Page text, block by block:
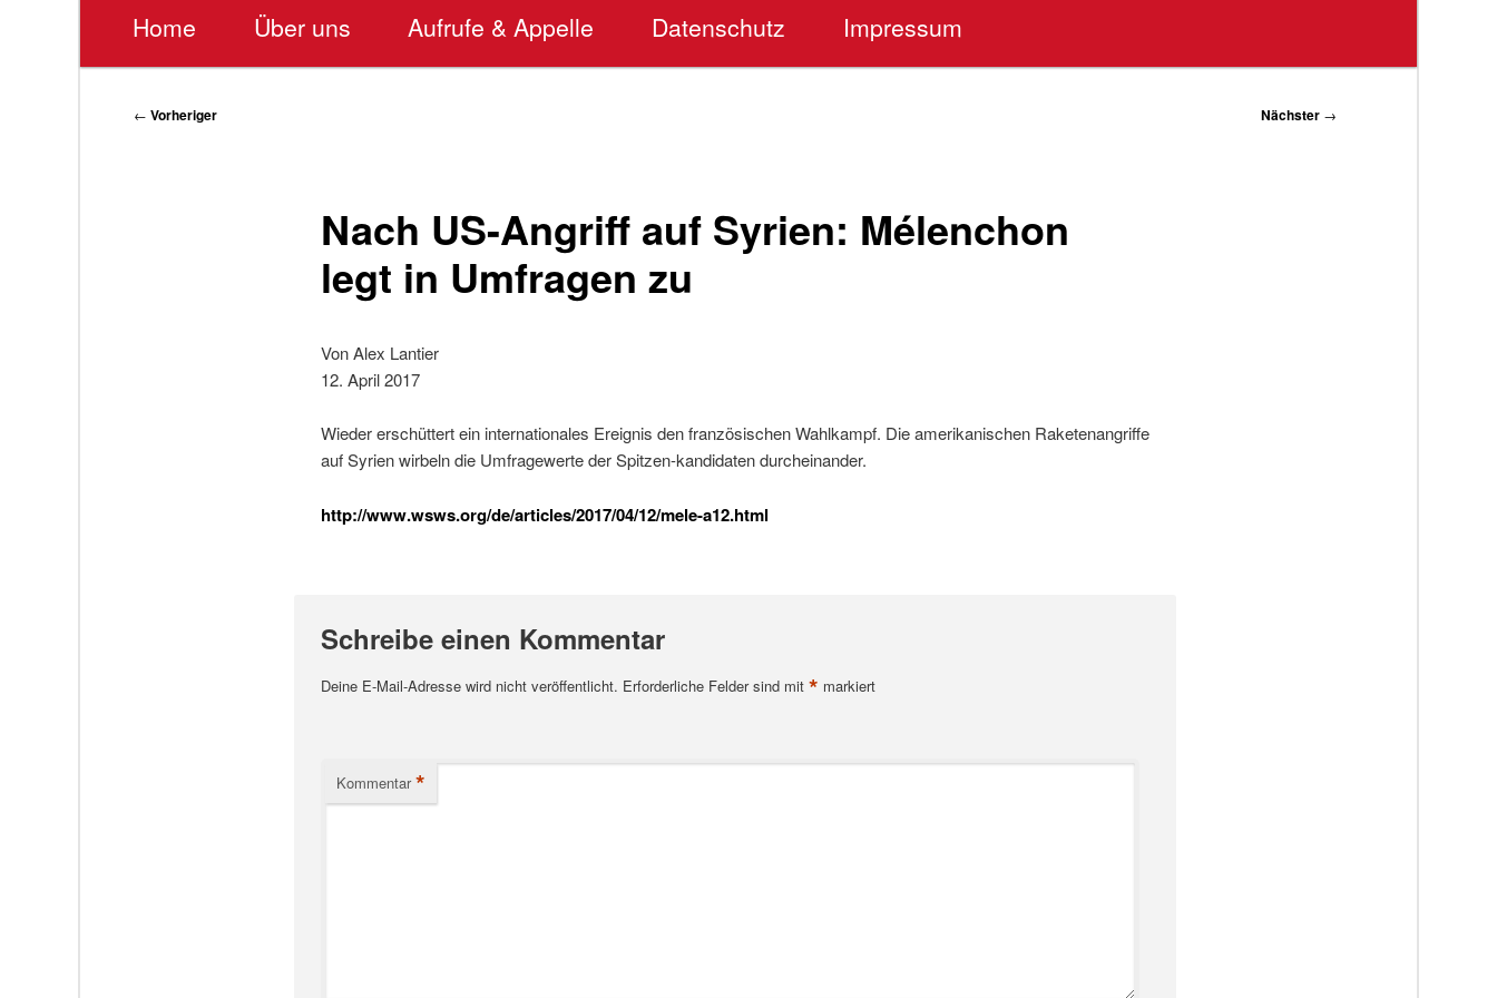
Home Über uns Aufrufe & Appelle Datenschutz Impressum
Beitragsnavigation
← Vorheriger Nächster →
Nach US-Angriff auf Syrien: Mélenchon
legt in Umfragen zu
Von Alex Lantier
12. April 2017
Wieder erschüttert ein internationales Ereignis den französischen Wahlkampf. Die amerikanischen Raketenangriffe
auf Syrien wirbeln die Umfragewerte der Spitzen-kandidaten durcheinander.
http://www.wsws.org/de/articles/2017/04/12/mele-a12.html
Schreibe einen Kommentar
Deine E-Mail-Adresse wird nicht veröffentlicht. Erforderliche Felder sind mit * markiert
Kommentar *